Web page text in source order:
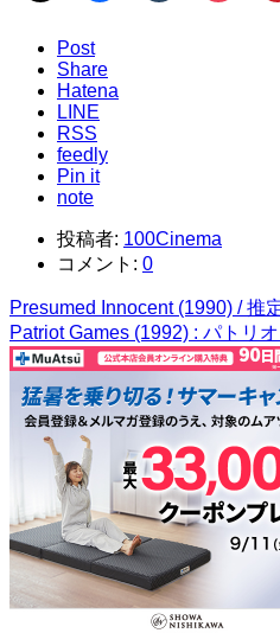
Post
Share
Hatena
LINE
RSS
feedly
Pin it
note
投稿者: 100Cinema
コメント: 0
Presumed Innocent (1990) / 推
Patriot Games (1992) : パトリ